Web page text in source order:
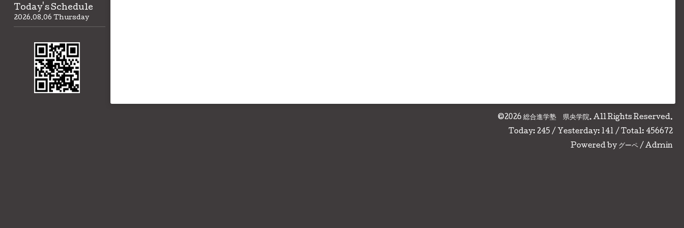
©2026 総合進学塾 県央学院. All Rights Reserved.
Today: 245 / Yesterday: 141 / Total: 456672
Powered by グーペ / Admin
Today's Schedule
2026.08.06 Thursday